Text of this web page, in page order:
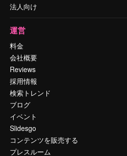
法人向け
運営
料金
会社概要
Reviews
採用情報
検索トレンド
ブログ
イベント
Slidesgo
コンテンツを販売する
プレスルーム